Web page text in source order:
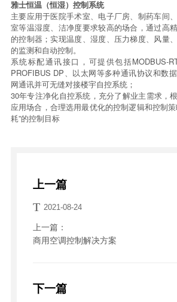
雅士恒温（恒湿）控制系统
主要应用于医院手术室、电子厂房、制药车间
室等温湿度、洁净度要求较高的场合，通过高
的控制器；实现温度、湿度、压力梯度、风量
的监测和自动控制。
系统标配通讯接口，可提供包括MODBUS-
PROFIBUS DP、以太网等多种通讯协议和数
网通讯并可无缝对接楼宇自控系统；
30年专注净化自控系统，充分了解业主需求，
应用场合，合理选用最优化的控制逻辑和控制
耗”的控制目标
上一篇
T 2021-08-24
上一篇：
商用空调控制解决方案
下一篇